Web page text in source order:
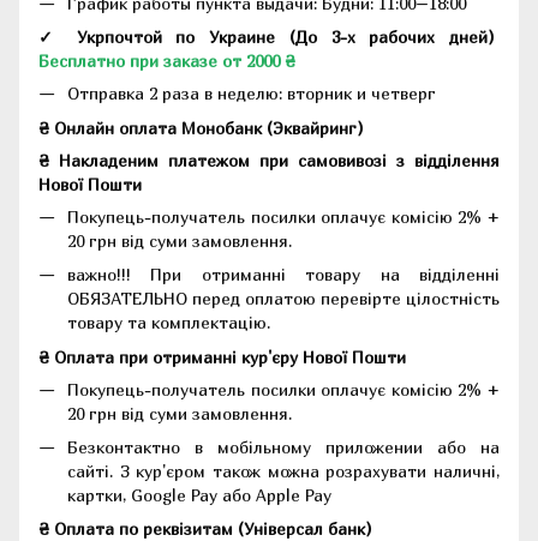
✓ Укрпочтой по Украине (До 3-х рабочих дней)
Бесплатно при заказе от 2000 ₴
Отправка 2 раза в неделю: вторник и четверг
₴ Онлайн оплата Монобанк (Эквайринг)
₴ Накладеним платежом при самовивозі з відділення
Нової Пошти
Покупець-получатель посилки оплачує комісію 2% +
20 грн від суми замовлення.
важно!!! При отриманні товару на відділенні
ОБЯЗАТЕЛЬНО перед оплатою перевірте цілостність
товару та комплектацію.
₴ Оплата при отриманні кур'єру Нової Пошти
Покупець-получатель посилки оплачує комісію 2% +
20 грн від суми замовлення.
Безконтактно в мобільному приложении або на
сайті. З кур'єром також можна розрахувати наличні,
картки, Google Pay або Apple Pay
₴ Оплата по реквізитам (Універсал банк)